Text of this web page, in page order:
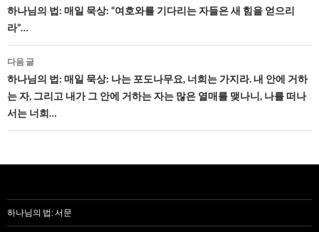
네
비
게
이
션
하나님의 법: 매일 묵상: “여호와를 기다리는 자들은 새 힘을 얻으리
라”…
다음 글
하나님의 법: 매일 묵상: 나는 포도나무요, 너희는 가지라. 내 안에 거하
는 자, 그리고 내가 그 안에 거하는 자는 많은 열매를 맺나니, 나를 떠나
서는 너희…
하나님의 법: 서문